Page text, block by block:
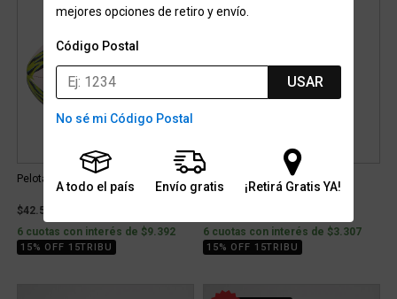
mejores opciones de retiro y envío.
Código Postal
USAR
No sé mi Código Postal
A todo el país Envío gratis ¡Retirá Gratis YA!
Pelota Dribbling Test Match 2.0
$42.599
6 cuotas con interés de $9.392
15% OFF 15TRIBU
Medias Gilbert Juego
6 cuotas con interés de $3.307
15% OFF 15TRIBU